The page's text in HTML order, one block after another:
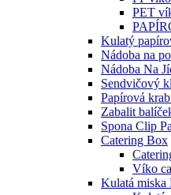
PET
Kulatý
Nádoba na
Nádoba Na
Sendvičový
Papírová
Zabalit
Spona Clip
Catering Box
Víko
Kulatá miska